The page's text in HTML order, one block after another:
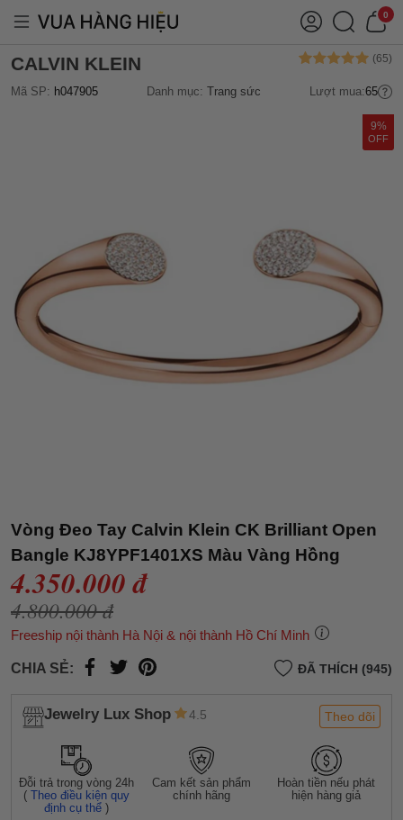
0
CALVIN KLEIN
Mã SP: h047905 Danh mục: Trang sức Lượt mua:65
9%
OFF
Vòng Đeo Tay Calvin Klein CK Brilliant Open
Bangle KJ8YPF1401XS Màu Vàng Hồng
4.350.000 đ
4.800.000 đ
Freeship nội thành Hà Nội & nội thành Hồ Chí Minh
CHIA SẺ: ĐÃ THÍCH (945)
Jewelry Lux Shop 4.5 Theo dõi
Đỗi trả trong vòng 24h
(Theo điều kiện quy
định cụ thể )
Cam kết sản phẩm
chính hãng
Hoàn tiền nếu phát
hiện hàng giả